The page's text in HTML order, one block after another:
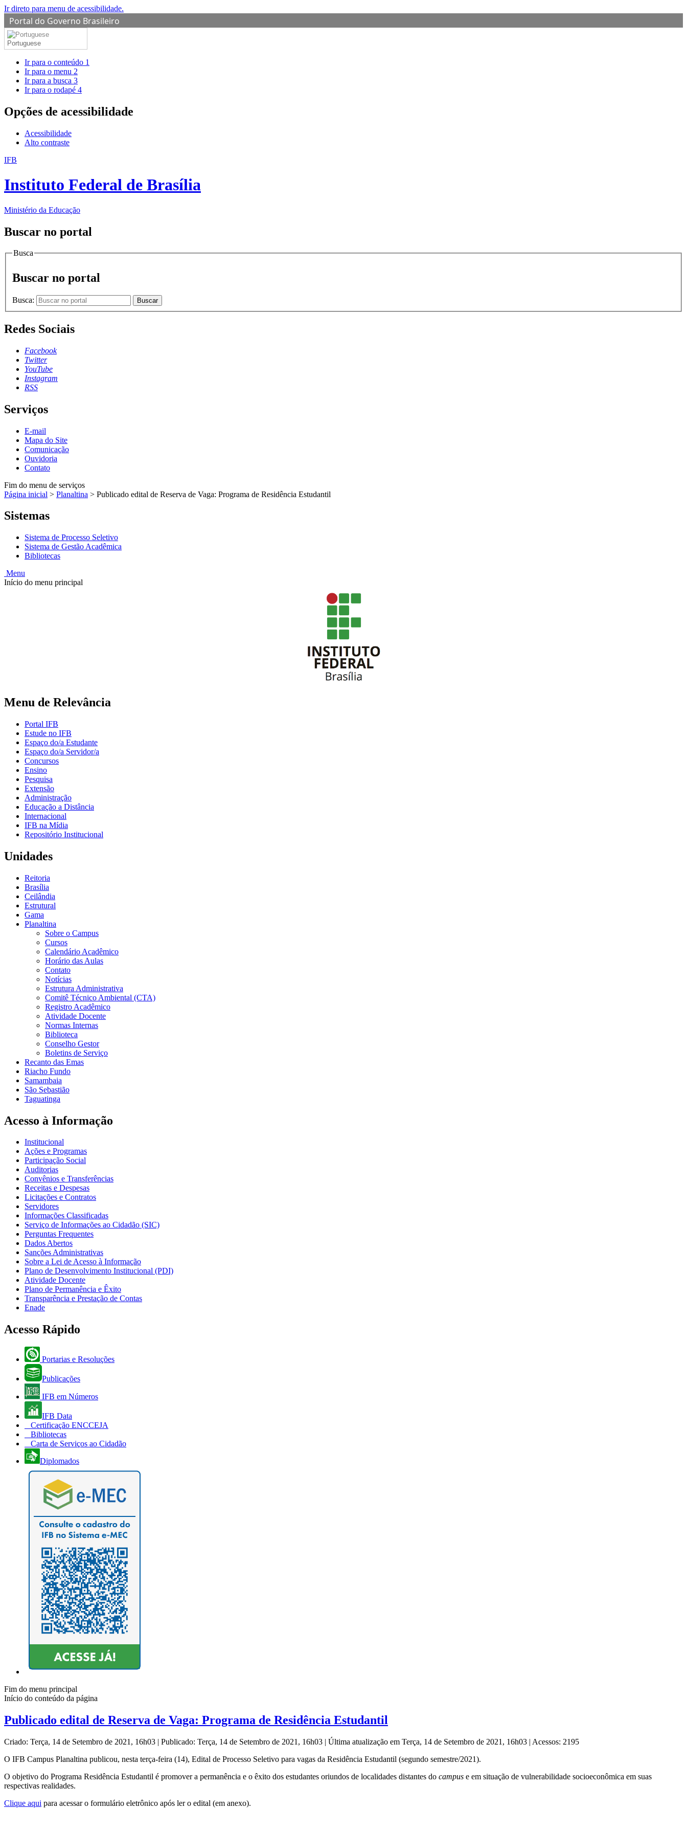
Ir direto para menu de acessibilidade.
Portal do Governo Brasileiro
Portuguese
Ir para o conteúdo 1
Ir para o menu 2
Ir para a busca 3
Ir para o rodapé 4
Opções de acessibilidade
Acessibilidade
Alto contraste
IFB
Instituto Federal de Brasília
Ministério da Educação
Buscar no portal
Busca
Buscar no portal
Busca: Buscar
Redes Sociais
Facebook
Twitter
YouTube
Instagram
RSS
Serviços
E-mail
Mapa do Site
Comunicação
Ouvidoria
Contato
Fim do menu de serviços
Página inicial > Planaltina > Publicado edital de Reserva de Vaga: Programa de Residência Estudantil
Sistemas
Sistema de Processo Seletivo
Sistema de Gestão Acadêmica
Bibliotecas
Menu
Início do menu principal
Menu de Relevância
Portal IFB
Estude no IFB
Espaço do/a Estudante
Espaço do/a Servidor/a
Concursos
Ensino
Pesquisa
Extensão
Administração
Educação a Distância
Internacional
IFB na Mídia
Repositório Institucional
Unidades
Reitoria
Brasília
Ceilândia
Estrutural
Gama
Planaltina
Sobre o Campus
Cursos
Calendário Acadêmico
Horário das Aulas
Contato
Notícias
Estrutura Administrativa
Comitê Técnico Ambiental (CTA)
Registro Acadêmico
Atividade Docente
Normas Internas
Biblioteca
Conselho Gestor
Boletins de Serviço
Recanto das Emas
Riacho Fundo
Samambaia
São Sebastião
Taguatinga
Acesso à Informação
Institucional
Ações e Programas
Participação Social
Auditorias
Convênios e Transferências
Receitas e Despesas
Licitações e Contratos
Servidores
Informações Classificadas
Serviço de Informações ao Cidadão (SIC)
Perguntas Frequentes
Dados Abertos
Sanções Administrativas
Sobre a Lei de Acesso à Informação
Plano de Desenvolvimento Institucional (PDI)
Atividade Docente
Plano de Permanência e Êxito
Transparência e Prestação de Contas
Enade
Acesso Rápido
Portarias e Resoluções
Publicações
IFB em Números
IFB Data
Certificação ENCCEJA
Bibliotecas
Carta de Serviços ao Cidadão
Diplomados
Fim do menu principal
Início do conteúdo da página
Publicado edital de Reserva de Vaga: Programa de Residência Estudantil
Criado: Terça, 14 de Setembro de 2021, 16h03 | Publicado: Terça, 14 de Setembro de 2021, 16h03 | Última atualização em Terça, 14 de Setembro de 2021, 16h03 | Acessos: 2195
O IFB Campus Planaltina publicou, nesta terça-feira (14), Edital de Processo Seletivo para vagas da Residência Estudantil (segundo semestre/2021).
O objetivo do Programa Residência Estudantil é promover a permanência e o êxito dos estudantes oriundos de localidades distantes do campus e em situação de vulnerabilidade socioeconômica em suas
respectivas realidades.
Clique aqui para acessar o formulário eletrônico após ler o edital (em anexo).